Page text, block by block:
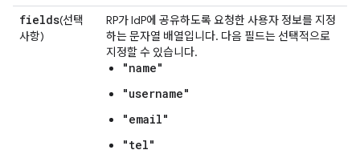
fields(선택
사항)
RP가 IdP에 공유하도록 요청한 사용자 정보를 지정
하는 문자열 배열입니다. 다음 필드는 선택적으로
지정할 수 있습니다.
"name"
"username"
"email"
"tel"